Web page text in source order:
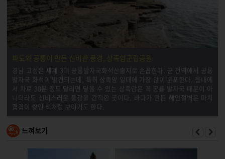
파도와 공룡이 만든 신비한 풍경, 상족암군립공원
경남 고성은 세계 3대 공룡발자국화석산출지로 손꼽힌다. 군 전역에서 공룡
발자국 화석이 발견되는데, 특히 상족암 일대에 가장 많이 분포한다. 읍내에
서 차로 30분 정도 달리면 닿을 수 있는 상족암은 꼭 공룡 발자국 때문이 아
니더라도 신비스러운 풍광을 간직한 곳이다. 바다가 만든 해안절벽은 마치
겹겹이 쌓인 책처럼 보이기도 한다.
느껴보기